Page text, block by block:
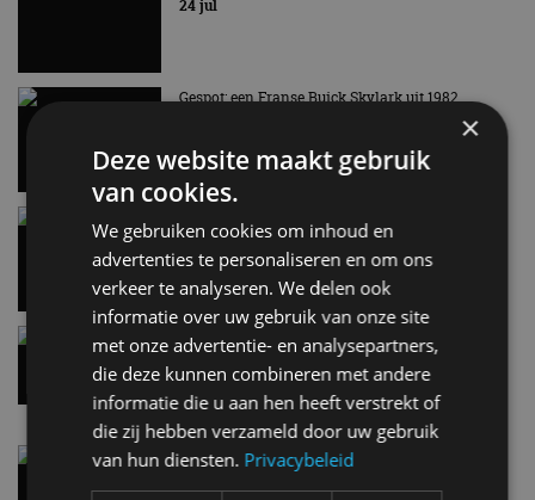
24 jul
Gespot: een Franse Buick Skylark uit 1982
10 jul
Review – Alpine A110 (2026)
Gespot: een Ford Taunus uit 1971
×
Deze website maakt gebruik
van cookies.
We gebruiken cookies om inhoud en
advertenties te personaliseren en om ons
verkeer te analyseren. We delen ook
informatie over uw gebruik van onze site
met onze advertentie- en analysepartners,
die deze kunnen combineren met andere
informatie die u aan hen heeft verstrekt of
die zij hebben verzameld door uw gebruik
van hun diensten. Privacybeleid